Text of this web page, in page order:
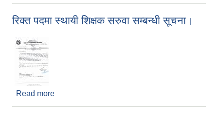
रिक्त पदमा स्थायी शिक्षक सरुवा सम्बन्धी सूचना।
Read more